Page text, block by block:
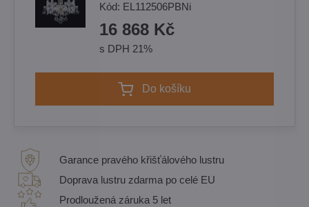
Kód: EL112506PBNi
16 868 Kč
s DPH 21%
Do košíku
Garance pravého křišťálového lustru
Doprava lustru zdarma po celé EU
Prodloužená záruka 5 let